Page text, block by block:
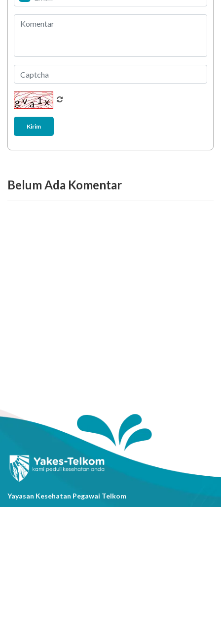
Berani Selesaikan Challenge 6.000 Langkah?
Kirim
Belum Ada Komentar
Yayasan Kesehatan Pegawai Telkom